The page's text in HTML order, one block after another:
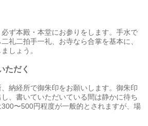
ず本殿・本堂にお参りをします。手水で
礼二拍手一礼、お寺なら合掌を基本に、
しょう。
ただく
納経所で御朱印をお願いします。御朱印
、書いていただいている間は静かに待ち
〜500円程度が一般的とされますが、場